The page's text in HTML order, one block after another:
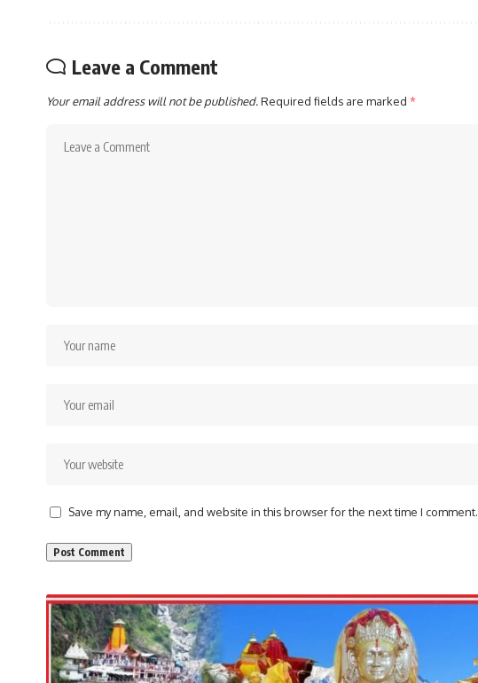
Leave a Comment
Your email address will not be published.Required fields are marked *
Save my name, email, and website in this browser for the next time I comment.